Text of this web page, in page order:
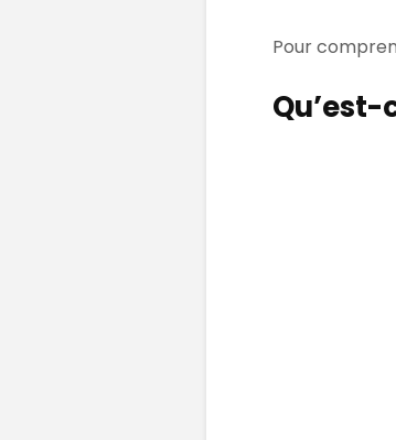
Pour
Qu’est-